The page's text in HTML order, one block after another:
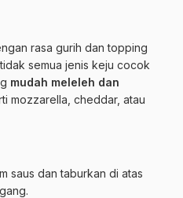
rasa gurih dan topping
semua jenis keju cocok
mudah meleleh dan
mozzarella, cheddar, atau
saus dan taburkan di atas